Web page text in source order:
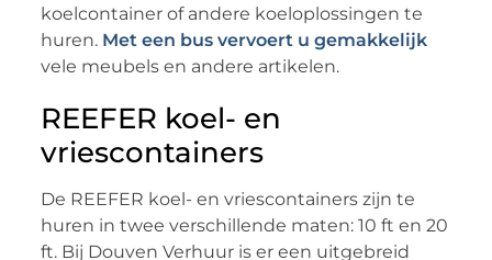
koelcontainer of andere koeloplossingen te
huren. Met een bus vervoert u gemakkelijk
vele meubels en andere artikelen.
REEFER koel- en
vriescontainers
De REEFER koel- en vriescontainers zijn te
huren in twee verschillende maten: 10 ft en 20
ft. Bij Douven Verhuur is er een uitgebreid